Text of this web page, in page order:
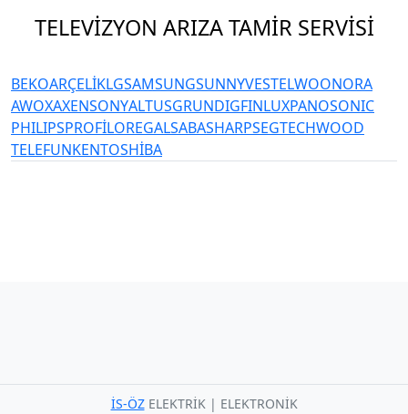
TELEVİZYON ARIZA TAMİR SERVİSİ
BEKOARÇELİKLGSAMSUNGSUNNYVESTELWOONORA
AWOXAXENSONYALTUSGRUNDIGFINLUXPANOSONIC
PHILIPSPROFİLOREGALSABASHARPSEGTECHWOOD
TELEFUNKENTOSHİBA
İS-ÖZELEKTRİK | ELEKTRONİK